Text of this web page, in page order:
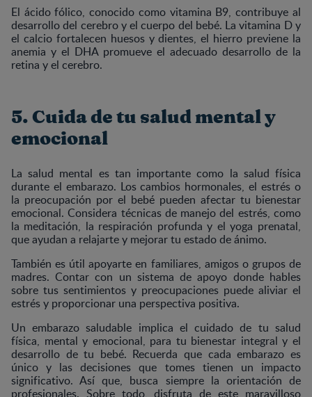
El ácido fólico, conocido como vitamina B9, contribuye al
desarrollo del cerebro y el cuerpo del bebé. La vitamina D y
el calcio fortalecen huesos y dientes, el hierro previene la
anemia y el DHA promueve el adecuado desarrollo de la
retina y el cerebro.
5. Cuida de tu salud mental y
emocional
La salud mental es tan importante como la salud física
durante el embarazo. Los cambios hormonales, el estrés o
la preocupación por el bebé pueden afectar tu bienestar
emocional. Considera técnicas de manejo del estrés, como
la meditación, la respiración profunda y el yoga prenatal,
que ayudan a relajarte y mejorar tu estado de ánimo.
También es útil apoyarte en familiares, amigos o grupos de
madres. Contar con un sistema de apoyo donde hables
sobre tus sentimientos y preocupaciones puede aliviar el
estrés y proporcionar una perspectiva positiva.
Un embarazo saludable implica el cuidado de tu salud
física, mental y emocional, para tu bienestar integral y el
desarrollo de tu bebé. Recuerda que cada embarazo es
único y las decisiones que tomes tienen un impacto
significativo. Así que, busca siempre la orientación de
profesionales. Sobre todo, disfruta de este maravilloso